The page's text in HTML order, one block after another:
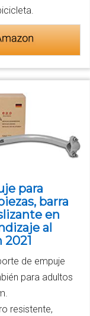
para
barra
en
al
de empuje
para adultos
resistente,